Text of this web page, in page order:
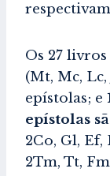
Os 27
(Mt, Mc, Lc,
epístolas; e
epístolas
2Co, Gl, Ef,
2Tm, Tt,